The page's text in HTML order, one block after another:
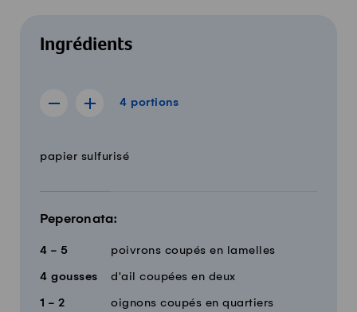
Ingrédients
4 portions
Afficher la recette de 3 portions
Afficher la recette de 5 portions
4 portions
QuantitéIngrédients
papier sulfurisé
Peperonata:
4 - 5 poivrons coupés en lamelles
4 gousses d'ail coupées en deux
1 - 2 oignons coupés en quartiers